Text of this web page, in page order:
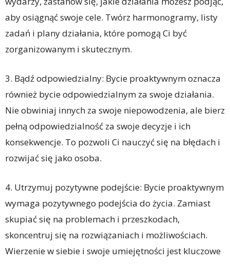
aby osiągnąć swoje cele. Twórz harmonogramy, listy
zadań i plany działania, które pomogą Ci być
zorganizowanym i skutecznym.
3. Bądź odpowiedzialny: Bycie proaktywnym oznacza
również bycie odpowiedzialnym za swoje działania.
Nie obwiniaj innych za swoje niepowodzenia, ale bierz
pełną odpowiedzialność za swoje decyzje i ich
konsekwencje. To pozwoli Ci nauczyć się na błędach i
rozwijać się jako osoba.
4. Utrzymuj pozytywne podejście: Bycie proaktywnym
wymaga pozytywnego podejścia do życia. Zamiast
skupiać się na problemach i przeszkodach,
skoncentruj się na rozwiązaniach i możliwościach.
Wierzenie w siebie i swoje umiejętności jest kluczowe